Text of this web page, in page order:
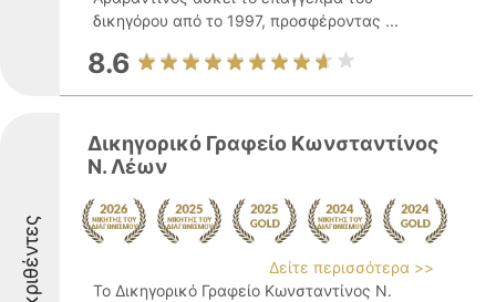
δικηγόρου από το 1997, προσφέροντας ...
8.6
Διακριθέντες
Δικηγορικό Γραφείο Κωνσταντίνος
Ν. Λέων
Δείτε περισσότερα >>
Το Δικηγορικό Γραφείο Κωνσταντίνος Ν.